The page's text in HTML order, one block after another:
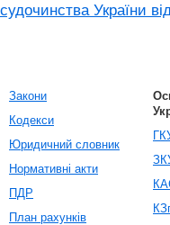
судочинства України
Закони
Кодекси
Юридичний словник
Нормативні акти
ПДР
План рахунків